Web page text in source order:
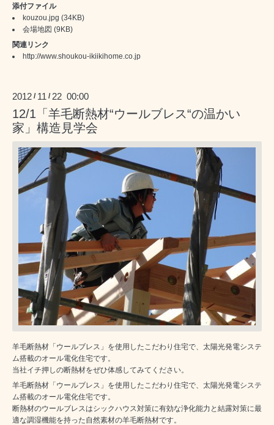
添付ファイル
kouzou.jpg (34KB)
会場地図 (9KB)
関連リンク
http://www.shoukou-ikiikihome.co.jp
2012 / 11 / 22 00:00
12/1「羊毛断熱材“ウールブレス“の温かい
家」構造見学会
羊毛断熱材「ウールブレス」を使用したこだわり住宅で、太陽光発電システ
ム搭載のオール電化住宅です。
当社イチ押しの断熱材をぜひ体感してみてください。
羊毛断熱材「ウールブレス」を使用したこだわり住宅で、太陽光発電システ
ム搭載のオール電化住宅です。
断熱材のウールブレスはシックハウス対策に有効な浄化能力と結露対策に最
適な調湿機能を持った自然素材の羊毛断熱材です。